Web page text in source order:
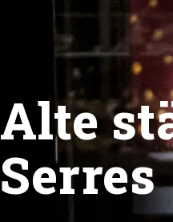
Alte
Serres